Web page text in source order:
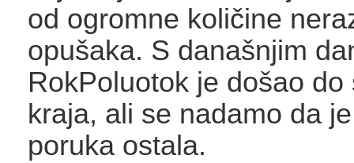
od ogromne količine
opušaka. S današnjim
RokPoluotok je došao do
kraja, ali se nadamo da
poruka ostala.